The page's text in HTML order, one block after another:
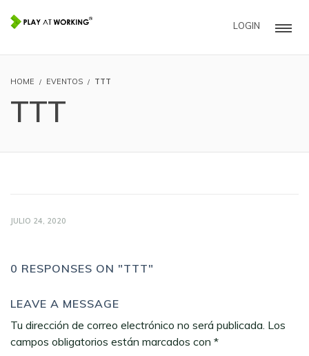
LOGIN
HOME EVENTOS TTT
TTT
JULIO 24, 2020
0 RESPONSES ON "TTT"
LEAVE A MESSAGE
Tu dirección de correo electrónico no será publicada. Los
campos obligatorios están marcados con *